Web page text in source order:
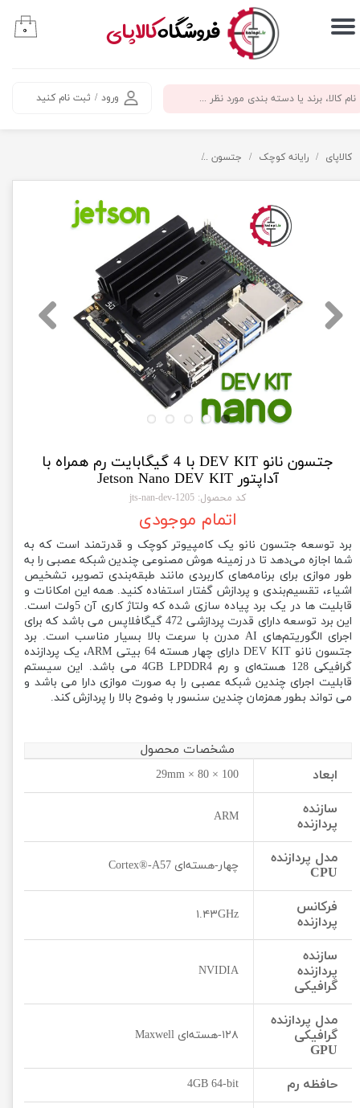
​فروشگاهکالاپای
ورود / ثبت نام کنید
حساب کاربری من
سفارشات
۰
کالاپای رایانه کوچک جتسون
جتسون نانو DEV KIT با 4 گیگابایت رم همراه با
آداپتور Jetson Nano DEV KIT
کد محصول: 1205-jts-nan-dev
اتمام موجودی
برد توسعه جتسون نانو یک کامپیوتر کوچک و قدرتمند است که به
شما اجازه می‌دهد تا در زمینه هوش مصنوعی چندین شبکه عصبی را به
طور موازی برای برنامه‌های کاربردی مانند طبقه‌بندی تصویر، تشخیص
اشیاء، تقسیم‌بندی و پردازش گفتار استفاده کنید. همه این امکانات و
قابلیت ها در یک برد پیاده سازی شده که ولتاژ کاری آن 5ولت است.
این برد توسعه دارای قدرت پردازشی 472 گیگافلاپس می باشد که برای
اجرای الگوریتم‌های AI مدرن با سرعت بالا بسیار مناسب است. برد
جتسون نانو DEV KIT دارای چهار هسته 64 بیتی ARM، یک پردازنده
گرافیکی 128 هسته‌ای و رم 4GB LPDDR4 می باشد. این سیستم
قابلیت اجرای چندین شبکه عصبی را به صورت موازی دارا می باشد و
می تواند بطور همزمان چندین سنسور با وضوح بالا را پردازش کند.
مشخصات محصول
ابعاد 100 × 80 × 29mm
سازنده
پردازنده
ARM
مدل پردازنده
CPU
چهار-هسته‌ای Cortex®-A57
فرکانس
پردازنده
۱.۴۳GHz
سازنده
پردازنده
گرافیکی
NVIDIA
مدل پردازنده
گرافیکی
GPU
۱۲۸-هسته‌ای Maxwell
حافظه رم 4GB 64-bit